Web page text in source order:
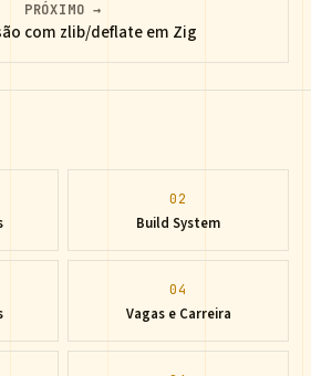
PRÓXIMO →
com zlib/deflate em Zig
02
Build System
04
Vagas e Carreira